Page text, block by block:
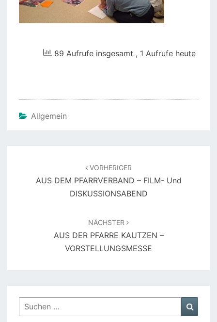
89 Aufrufe insgesamt , 1 Aufrufe heute
Allgemein
VORHERIGER
AUS DEM PFARRVERBAND – FILM- Und
DISKUSSIONSABEND
NÄCHSTER
AUS DER PFARRE KAUTZEN –
VORSTELLUNGSMESSE
Suchen
nach: